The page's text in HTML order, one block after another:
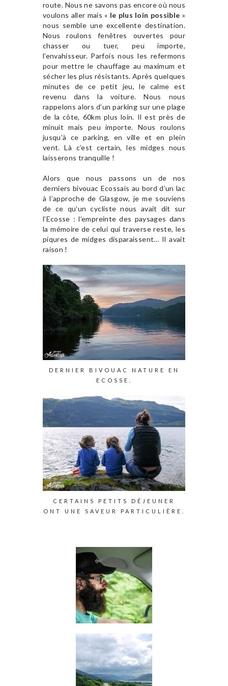
route. Nous ne savons pas encore où nous
voulons aller mais « le plus loin possible »
nous semble une excellente destination.
Nous roulons fenêtres ouvertes pour
chasser ou tuer, peu importe,
l’envahisseur. Parfois nous les refermons
pour mettre le chauffage au maximum et
sécher les plus résistants. Après quelques
minutes de ce petit jeu, le calme est
revenu dans la voiture. Nous nous
rappelons alors d’un parking sur une plage
de la côte, 60km plus loin. Il est près de
minuit mais peu importe. Nous roulons
jusqu’à ce parking, en ville et en plein
vent. Là c’est certain, les midges nous
laisserons tranquille !
Alors que nous passons un de nos
derniers bivouac Ecossais au bord d’un lac
à l’approche de Glasgow, je me souviens
de ce qu’un cycliste nous avait dit sur
l’Ecosse : l’empreinte des paysages dans
la mémoire de celui qui traverse reste, les
piqures de midges disparaissent… Il avait
raison !
DERNIER BIVOUAC NATURE EN
ECOSSE.
CERTAINS PETITS DÉJEUNER
ONT UNE SAVEUR PARTICULIÈRE.